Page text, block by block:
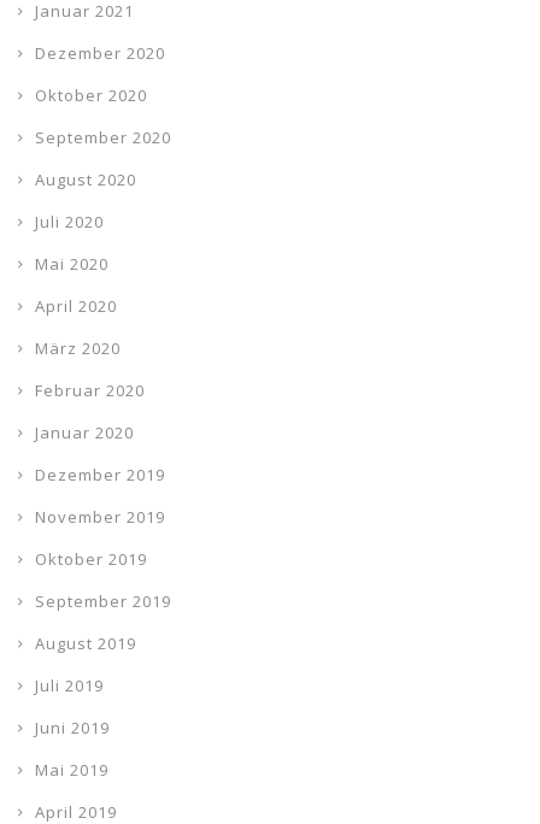
Januar 2021
Dezember 2020
Oktober 2020
September 2020
August 2020
Juli 2020
Mai 2020
April 2020
März 2020
Februar 2020
Januar 2020
Dezember 2019
November 2019
Oktober 2019
September 2019
August 2019
Juli 2019
Juni 2019
Mai 2019
April 2019